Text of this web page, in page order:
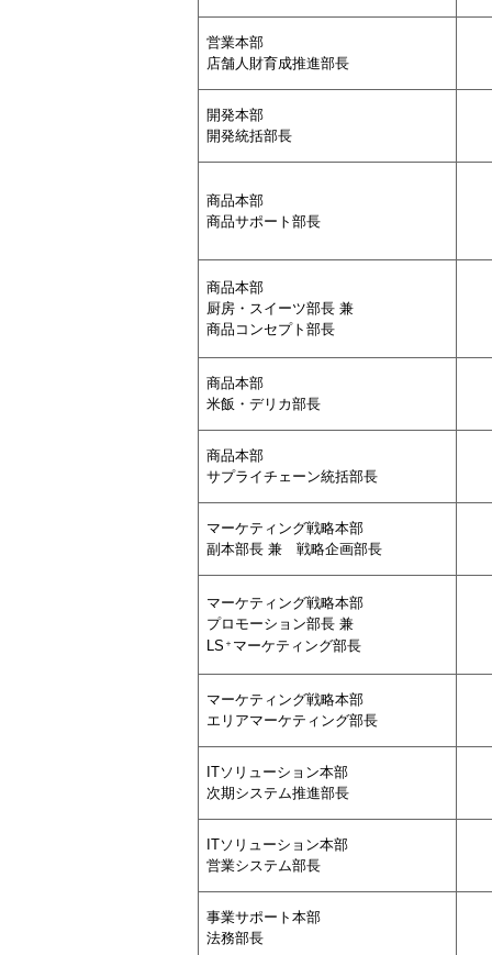
営業本部
店舗人財育成推進部長
開発本部
開発統括部長
商品本部
商品サポート部長
商品本部
厨房・スイーツ部長 兼
商品コンセプト部長
商品本部
米飯・デリカ部長
商品本部
サプライチェーン統括部長
マーケティング戦略本部
副本部長 兼 戦略企画部長
マーケティング戦略本部
プロモーション部長 兼
LS ＋ マーケティング部長
マーケティング戦略本部
エリアマーケティング部長
ITソリューション本部
次期システム推進部長
ITソリューション本部
営業システム部長
事業サポート本部
法務部長